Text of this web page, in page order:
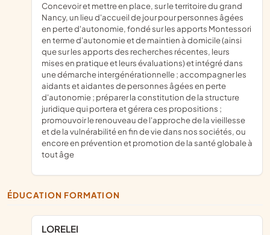
concevoir et mettre en place, sur le territoire du grand
Nancy, un lieu d'accueil de jour pour personnes âgées
en perte d'autonomie, fondé sur les apports Montessori
en terme d'autonomie et de maintien à domicile (ainsi
que sur les apports des recherches récentes, leurs
mises en pratique et leurs évaluations) et intégré dans
une démarche intergénérationnelle ; accompagner les
aidants et aidantes de personnes âgées en perte
d'autonomie ; préparer la constitution de la structure
juridique qui portera et gérera ces propositions ;
promouvoir le renouveau de l'approche de la vieillesse
et de la vulnérabilité en fin de vie dans nos sociétés, ou
encore en prévention et promotion de la santé globale à
tout âge
ÉDUCATION FORMATION
LORELEI